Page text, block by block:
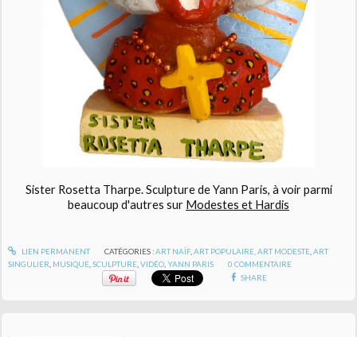
Sister Rosetta Tharpe. Sculpture de Yann Paris, à voir parmi
beaucoup d'autres sur Modestes et Hardis
LIEN PERMANENT CATÉGORIES :ART NAÏF, ART POPULAIRE, ART MODESTE, ART
SINGULIER MUSIQUE ,SCULPTURE ,VIDÉO ,YANN PARIS 0 COMMENTAIRE
SHARE